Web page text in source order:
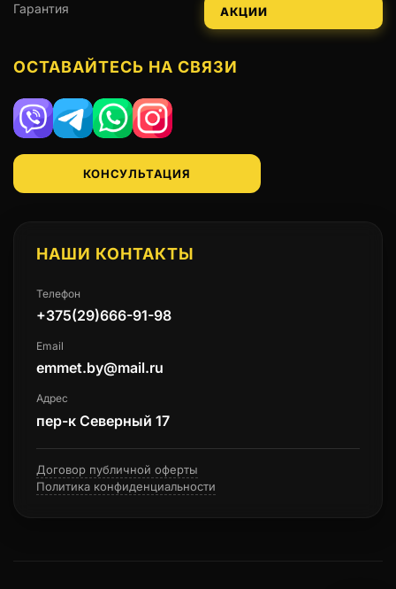
Гарантия АКЦИИ
ОСТАВАЙТЕСЬ НА СВЯЗИ
Viber TelegramWhatsAppInstagram
КОНСУЛЬТАЦИЯ
НАШИ КОНТАКТЫ
Телефон
+375(29)666-91-98
Email
emmet.by@mail.ru
Адрес
пер-к Северный 17
Договор публичной оферты
Политика конфиденциальности